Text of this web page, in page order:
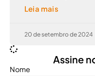
Leia mais
20 de setembro de 2024
Assine
Nome